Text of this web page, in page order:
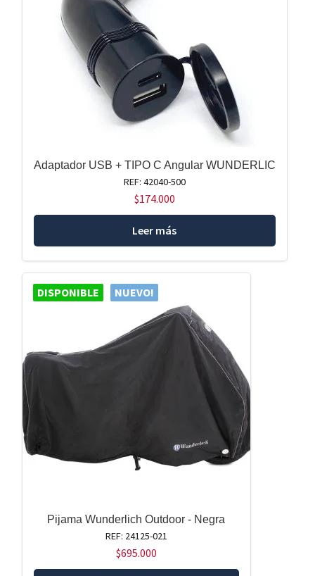
Adaptador USB + TIPO C Angular WUNDERLIC
REF: 42040-500
$174.000
Leer más
DISPONIBLE NUEVO!
Pijama Wunderlich Outdoor - Negra
REF: 24125-021
$695.000